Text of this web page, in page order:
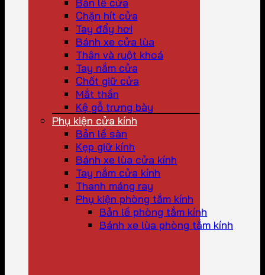
Chặn hít cửa
Tay đẩy hơi
Bánh xe cửa lùa
Thân và ruột khoá
Tay nắm cửa
Chốt giữ cửa
Mắt thần
Kệ gỗ trưng bày
Phụ kiện cửa kính
Bản lề sàn
Kẹp giữ kính
Bánh xe lùa cửa kính
Tay nắm cửa kính
Thanh máng ray
Phụ kiện phòng tắm kính
Bản lề phòng tắm kính
Bánh xe lùa phòng tắm kính